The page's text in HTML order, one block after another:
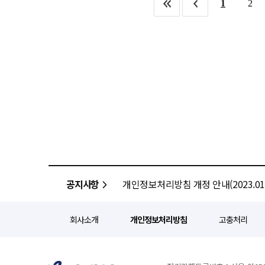
경쟁력 강화 방안을 검토 중이다
앱의 '내아이check카드' 서비스를 통해 부모가 대신 신청
영향이다. 상반기 핵심이익은 6조2956억원
4조8082억원으로 전년 동기(4
투자일임·운용수수료는 937억원으로 223.8% 증가했다. 신탁보
약세에 따른 외화환산손실 영향
전년 동기(2조2672억원) 대비
(6399억원) 대비 6.9% 증가했다
1 2
공지사항 개인정보처리방침 개정 안내
회사소개 개인정보처리방침 고충처리